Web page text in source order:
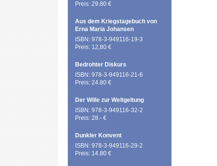
Preis: 29.80 €
Aus dem Kriegstagebuch von
Erna Maria Johansen
ISBN: 978-3-949116-19-3
Preis: 12,80 €
Bedrohter Diskurs
ISBN: 978-3-949116-21-6
Preis: 24.80 €
Der Wille zur Weltgeltung
ISBN: 978-3-949116-32-2
Preis: 28.- €
Dunkler Konvent
ISBN: 978-3-949116-29-2
Preis: 14.80 €